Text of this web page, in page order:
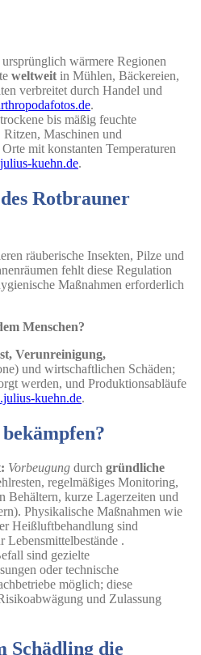
ursprünglich wärmere Regionen
weltweit in Mühlen, Bäckereien,
verbreitet durch Handel und
.
bis mäßig feuchte
Maschinen und
mit konstanten Temperaturen
kuehn.de.
Rotbrauner
räuberische Insekten, Pilze und
fehlt diese Regulation
Maßnahmen erforderlich
Menschen?
Verunreinigung,
und wirtschaftlichen Schäden;
werden, und Produktionsabläufe
kuehn.de.
Vorbeugung durch gründliche
regelmäßiges Monitoring,
Behältern, kurze Lagerzeiten und
Physikalische Maßnahmen wie
Heißluftbehandlung sind
.
sind gezielte
oder technische
möglich; diese
und Zulassung
Schädling die